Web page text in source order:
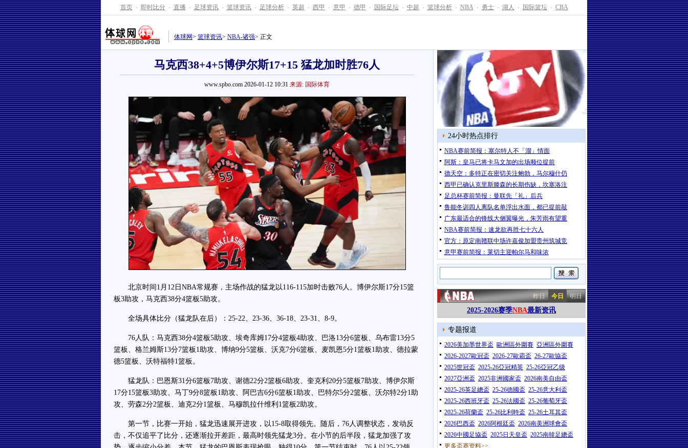
首页 - 即时比分 - 直播 - 足球资讯 - 篮球资讯 - 足球分析 - 英超 - 西甲 - 意甲 - 德甲 - 国际足坛 - 中超 - 篮球分析 - NBA - 勇士 - 湖人 - 国际篮坛 - CBA
体球网> 篮球资讯> NBA-诸强> 正文
马克西38+4+5博伊尔斯17+15 猛龙加时胜76人
www.spbo.com 2026-01-12 10:31 来源: 国际体育
北京时间1月12日NBA常规赛，主场作战的猛龙以116-115加时击败76人。博伊尔斯17分15篮
板3助攻，马克西38分4篮板5助攻。
全场具体比分（猛龙队在后）：25-22、23-36、36-18、23-31、8-9。
76人队：马克西38分4篮板5助攻、埃奇库姆17分4篮板4助攻、巴洛13分6篮板、乌布雷13分5
篮板、格兰姆斯13分7篮板1助攻、博纳9分5篮板、沃克7分6篮板、麦凯恩5分1篮板1助攻、德拉蒙
德5篮板、沃特福特1篮板。
猛龙队：巴恩斯31分6篮板7助攻、谢德22分2篮板6助攻、奎克利20分5篮板7助攻、博伊尔斯
17分15篮板3助攻、马丁9分8篮板1助攻、阿巴吉6分6篮板1助攻、巴特尔5分2篮板、沃尔特2分1助
攻、劳森2分2篮板、迪克2分1篮板、马穆凯拉什维利1篮板2助攻。
第一节，比赛一开始，猛龙迅速展开进攻，以15-8取得领先。随后，76人调整状态，发动反
击，不仅追平了比分，还逐渐拉开差距，最高时领先猛龙3分。在小节的后半段，猛龙加强了攻
24小时热点排行
NBA赛前简报：塞尔特人不「溜」情面
阿斯：皇马已将卡马文加的出场顺位提前
德天空：多特正在密切关注鲍勃，马尔穆什仍
西甲已确认克里斯滕森的长期伤缺，坎塞洛注
足总杯赛前简报：曼联先「礼」后兵
鲁能冬训四人离队名单浮出水面，都已提前敲
广东最适合的锋线大侧翼曝光，朱芳雨有望重
NBA赛前简报：速龙欲再胜七十六人
官方：原定南赣联中场许嘉俊加盟贵州筑城竞
意甲赛前简报：莱切主迎帕尔马和味浓
昨日 今日 明日
2025-2026赛季NBA最新资讯
专题报道
2026美加墨世界盃 歐洲區外圍賽 亞洲區外圍賽
2026-2027歐冠盃 2026-27歐霸盃 26-27歐協盃
2025世冠盃 2025-26亞冠精英 25-26亞冠乙级
2027亞洲盃 2025非洲國家盃 2026南美自由盃
2025-26英足總盃 25-26德國盃 25-26意大利盃
2025-26西班牙盃 25-26法國盃 25-26葡萄牙盃
2025-26荷蘭盃 25-26比利時盃 25-26土耳其盃
2026巴西盃 2026阿根廷盃 2026南美洲球會盃
2026中國足協盃 2025日天皇盃 2025南韓足總盃
更多盃赛资料>>